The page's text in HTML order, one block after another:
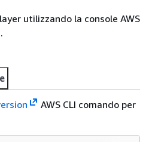
utilizzando la console AWS
AWS CLI comando per